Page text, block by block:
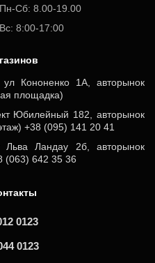
Пн-Сб: 8.00-19.00
Вс: 8:00-17:00
ул Кононенко 1А, авторынок
площадка)
Юбилейный 182, авторынок
+38 (095) 141 20 41
Льва Ландау 2б, авторынок
(063) 642 35 36
0123
0123